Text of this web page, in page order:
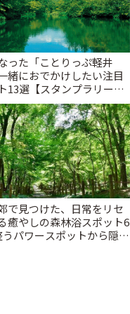
った「ことりっぷ軽井
緒におでかけしたい注目
13選【スタンプラリー開
ことりっぷ
で見つけた、日常をリセ
癒やしの森林浴スポット6
うパワースポットから隠れ